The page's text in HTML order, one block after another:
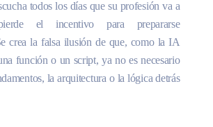
todos los días que su profesión va a
pierde el incentivo para prepararse
crea la falsa ilusión de que, como la IA
función o un script, ya no es necesario
la arquitectura o la lógica detrás